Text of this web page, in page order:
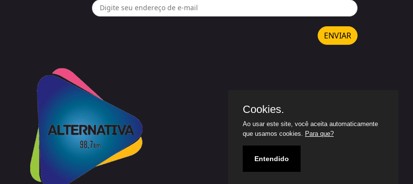
ENVIAR
Cookies.
Ao usar este site, você aceita automaticamente
que usamos cookies. Para que?
Entendido